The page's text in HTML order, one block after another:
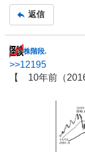
事
返信
掲
示
板
株階段.
>>12195
【 10年前（